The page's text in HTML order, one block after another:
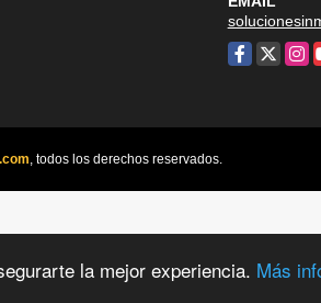
la mejor experiencia. Más
Facebook
X
, todos los derechos reservados.